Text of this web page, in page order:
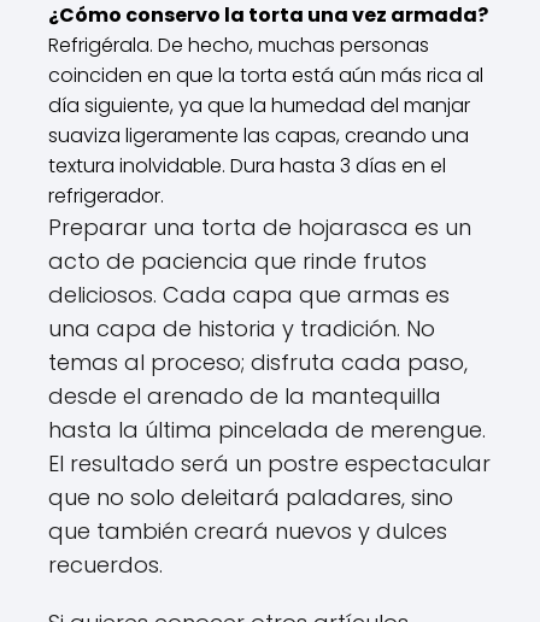
¿Cómo conservo la torta una vez armada?
Refrigérala. De hecho, muchas personas
coinciden en que la torta está aún más rica al
día siguiente, ya que la humedad del manjar
suaviza ligeramente las capas, creando una
textura inolvidable. Dura hasta 3 días en el
refrigerador.
Preparar una torta de hojarasca es un
acto de paciencia que rinde frutos
deliciosos. Cada capa que armas es
una capa de historia y tradición. No
temas al proceso; disfruta cada paso,
desde el arenado de la mantequilla
hasta la última pincelada de merengue.
El resultado será un postre espectacular
que no solo deleitará paladares, sino
que también creará nuevos y dulces
recuerdos.